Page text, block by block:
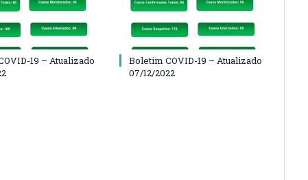
19 – Atualizado
Boletim COVID-19 – Atualizado
07/12/2022